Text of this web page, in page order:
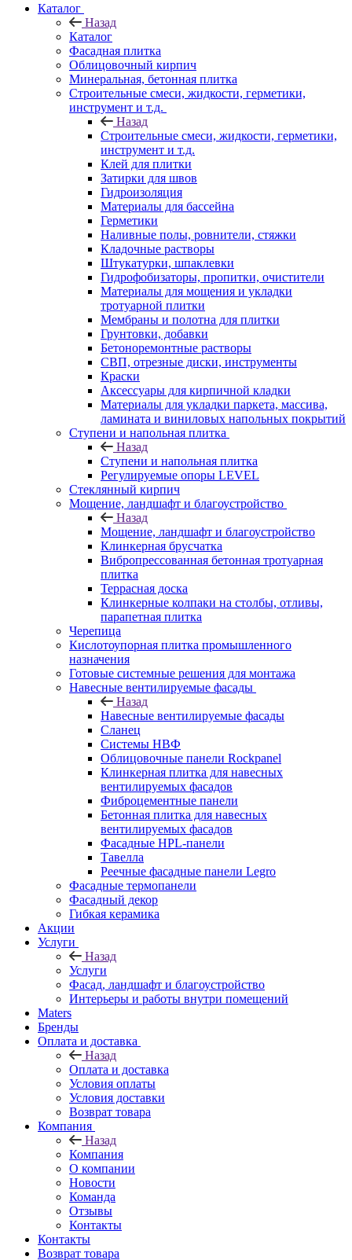
Каталог
Назад
Каталог
Фасадная плитка
Облицовочный кирпич
Минеральная, бетонная плитка
Строительные смеси, жидкости, герметики,
инструмент и т.д.
Назад
Строительные смеси, жидкости, герметики,
инструмент и т.д.
Клей для плитки
Затирки для швов
Гидроизоляция
Материалы для бассейна
Герметики
Наливные полы, ровнители, стяжки
Кладочные растворы
Штукатурки, шпаклевки
Гидрофобизаторы, пропитки, очистители
Материалы для мощения и укладки
тротуарной плитки
Мембраны и полотна для плитки
Грунтовки, добавки
Бетоноремонтные растворы
СВП, отрезные диски, инструменты
Краски
Аксессуары для кирпичной кладки
Материалы для укладки паркета, массива,
ламината и виниловых напольных покрытий
Ступени и напольная плитка
Назад
Ступени и напольная плитка
Регулируемые опоры LEVEL
Cтеклянный кирпич
Мощение, ландшафт и благоустройство
Назад
Мощение, ландшафт и благоустройство
Клинкерная брусчатка
Вибропрессованная бетонная тротуарная
плитка
Террасная доска
Клинкерные колпаки на столбы, отливы,
парапетная плитка
Черепица
Кислотоупорная плитка промышленного
назначения
Готовые системные решения для монтажа
Навесные вентилируемые фасады
Назад
Навесные вентилируемые фасады
Сланец
Системы НВФ
Облицовочные панели Rockpanel
Клинкерная плитка для навесных
вентилируемых фасадов
Фиброцементные панели
Бетонная плитка для навесных
вентилируемых фасадов
Фасадные HPL-панели
Тавелла
Реечные фасадные панели Legro
Фасадные термопанели
Фасадный декор
Гибкая керамика
Акции
Услуги
Назад
Услуги
Фасад, ландшафт и благоустройство
Интерьеры и работы внутри помещений
Maters
Бренды
Оплата и доставка
Назад
Оплата и доставка
Условия оплаты
Условия доставки
Возврат товара
Компания
Назад
Компания
О компании
Новости
Команда
Отзывы
Контакты
Контакты
Возврат товара